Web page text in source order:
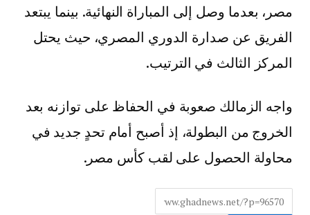
مصر، بعدما وصل إلى المباراة النهائية. بينما يبتعد
الفريق عن صدارة الدوري المصري، حيث يحتل
المركز الثالث في الترتيب.
واجه الزمالك صعوبة في الحفاظ على توازنه بعد
الخروج من البطولة، إذ أصبح أمام تحدٍ جديد في
محاولة الحصول على لقب كأس مصر.